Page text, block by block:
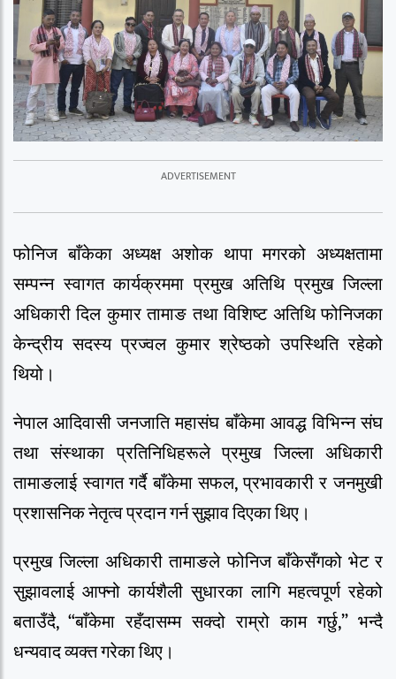
फोनिज बाँकेका अध्यक्ष अशोक थापा मगरको अध्यक्षतामा
सम्पन्न स्वागत कार्यक्रममा प्रमुख अतिथि प्रमुख जिल्ला
अधिकारी दिल कुमार तामाङ तथा विशिष्ट अतिथि फोनिजका
केन्द्रीय सदस्य प्रज्वल कुमार श्रेष्ठको उपस्थिति रहेको
थियो।
नेपाल आदिवासी जनजाति महासंघ बाँकेमा आवद्ध विभिन्न संघ
तथा संस्थाका प्रतिनिधिहरूले प्रमुख जिल्ला अधिकारी
तामाङलाई स्वागत गर्दै बाँकेमा सफल, प्रभावकारी र जनमुखी
प्रशासनिक नेतृत्व प्रदान गर्न सुझाव दिएका थिए।
प्रमुख जिल्ला अधिकारी तामाङले फोनिज बाँकेसँगको भेट र
सुझावलाई आफ्नो कार्यशैली सुधारका लागि महत्वपूर्ण रहेको
बताउँदै, “बाँकेमा रहँदासम्म सक्दो राम्रो काम गर्छु,” भन्दै
धन्यवाद व्यक्त गरेका थिए।